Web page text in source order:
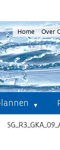
Home Over